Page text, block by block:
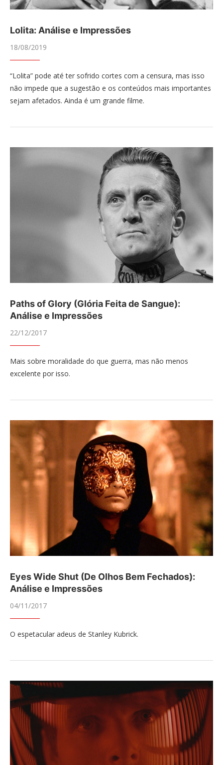
Lolita: Análise e Impressões
18/08/2019
“Lolita” pode até ter sofrido cortes com a censura, mas isso
não impede que a sugestão e os conteúdos mais importantes
sejam afetados. Ainda é um grande filme.
Paths of Glory (Glória Feita de Sangue):
Análise e Impressões
22/12/2017
Mais sobre moralidade do que guerra, mas não menos
excelente por isso.
Eyes Wide Shut (De Olhos Bem Fechados):
Análise e Impressões
04/11/2017
O espetacular adeus de Stanley Kubrick.